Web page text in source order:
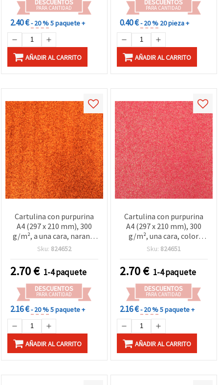
PARA CANTIDAD
2.40 €- 20 %5 paquete +
AÑADIR AL CARRITO
PARA CANTIDAD
0.40 €- 20 % 20 pieza +
AÑADIR AL CARRITO
Cartulina con purpurina
A4 (297 x 210 mm), 300
g/m², a una cara, naranja
– Pack de 10 hojas
Sku: 824652
2.70€ 1-4 paquete
DESCUENTOS
PARA CANTIDAD
2.16 €- 20 %5 paquete +
AÑADIR AL CARRITO
Cartulina con purpurina
A4 (297 x 210 mm), 300
g/m², una cara, color
melocotón - Pack de 10
Sku: 824651
2.70€ 1-4 paquete
DESCUENTOS
PARA CANTIDAD
2.16 €- 20 %5 paquete +
AÑADIR AL CARRITO